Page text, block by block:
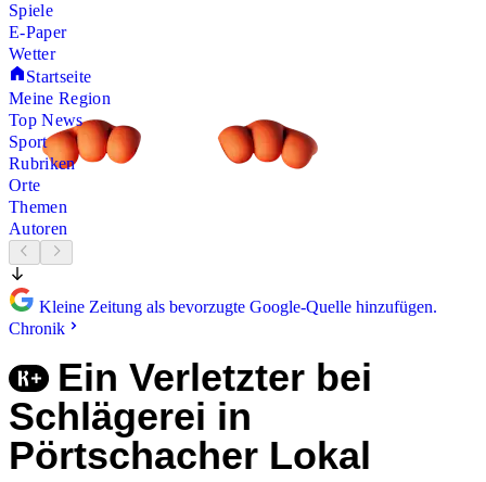
Spiele
E-Paper
Wetter
Startseite
Meine Region
Top News
Sport
Rubriken
Orte
Themen
Autoren
Kleine Zeitung als bevorzugte Google-Quelle hinzufügen.
Chronik
Ein Verletzter bei
Schlägerei in
Pörtschacher Lokal